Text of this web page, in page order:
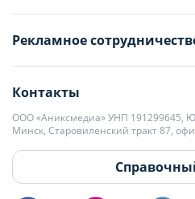
+375 29 376-13-70
+375 33 376-13-70
editor@domovita.by
Мы принимаем звонки и отвечаем на
18:00.
Рекламное
+375 29 563-15-61 Кристина
kb@domovita.by
+375 29 179-11-28 Владислав
vg@domovita.by
Пишите и звоните нам в будние дни с
Контакты
ООО «Аниксмедиа» УНП 191299645,
Минск, Старовиленский тракт 87,